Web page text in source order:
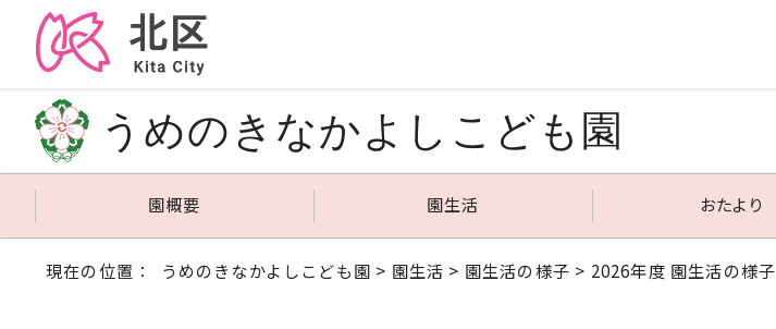
うめのきなかよしこども園
園概要 園生活 おたより
現在の位置： うめのきなかよしこども園 > 園生活 > 園生活の様子 > 2026年度 園生活の様子